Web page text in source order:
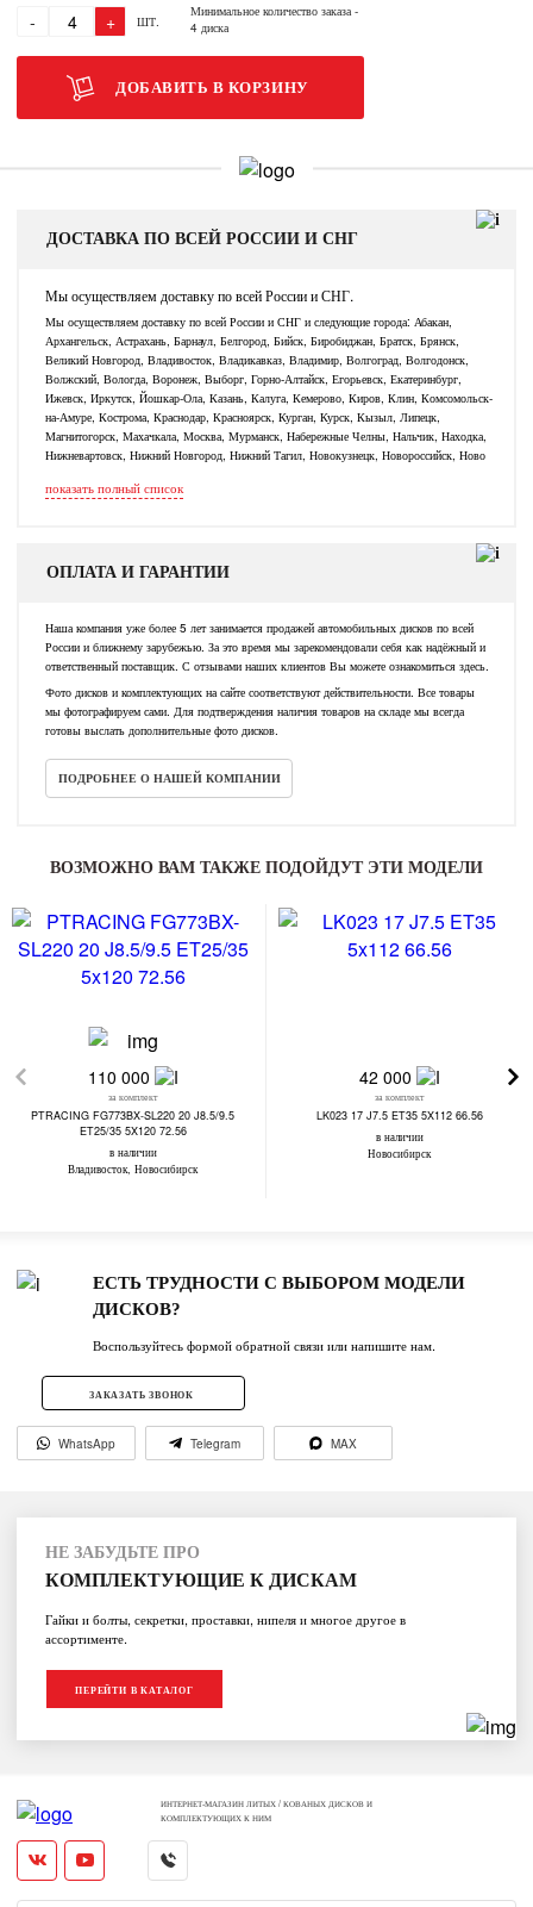
- + ШТ.
Минимальное количество заказа-
4 диска
ДОБАВИТЬ В КОРЗИНУ
ДОСТАВКА ПО ВСЕЙ РОССИИ И СНГ
Мы осуществляем доставку по всей России и СНГ.
Мы осуществляем доставку по всей России и СНГ и следующие города: Абакан,
Архангельск, Астрахань, Барнаул, Белгород, Бийск, Биробиджан, Братск, Брянск,
Великий Новгород, Владивосток, Владикавказ, Владимир, Волгоград, Волгодонск,
Волжский, Вологда, Воронеж, Выборг, Горно-Алтайск, Егорьевск, Екатеринбург,
Ижевск, Иркутск, Йошкар-Ола, Казань, Калуга, Кемерово, Киров, Клин, Комсомольск-
на-Амуре, Кострома, Краснодар, Красноярск, Курган, Курск, Кызыл, Липецк,
Магнитогорск, Махачкала, Москва, Мурманск, Набережные Челны, Нальчик, Находка,
Нижневартовск, Нижний Новгород, Нижний Тагил, Новокузнецк, Новороссийск, Ново
показать полный список
ОПЛАТА И ГАРАНТИИ
Наша компания уже более 5 лет занимается продажей автомобильных дисков по всей
России и ближнему зарубежью. За это время мы зарекомендовали себя как надёжный и
ответственный поставщик. С отзывами наших клиентов Вы можете ознакомиться здесь.
Фото дисков и комплектующих на сайте соответствуют действительности. Все товары
мы фотографируем сами. Для подтверждения наличия товаров на складе мы всегда
готовы выслать дополнительные фото дисков.
ПОДРОБНЕЕ О НАШЕЙ КОМПАНИИ
ВОЗМОЖНО ВАМ ТАКЖЕ ПОДОЙДУТ ЭТИ МОДЕЛИ
110 000
за комплект
PTRACING FG773BX-SL220 20 J8.5/9.5
ET25/35 5X120 72.56
в наличии
Владивосток, Новосибирск
42 000
за комплект
LK023 17 J7.5 ET35 5X112 66.56
в наличии
Новосибирск
ЕСТЬ ТРУДНОСТИ С ВЫБОРОМ МОДЕЛИ
ДИСКОВ?
Воспользуйтесь формой обратной связи или напишите нам.
ЗАКАЗАТЬ ЗВОНОК
WhatsApp Telegram MAX
НЕ ЗАБУДЬТЕ ПРО
КОМПЛЕКТУЮЩИЕ К ДИСКАМ
Гайки и болты, секретки, проставки, нипеля и многое другое в
ассортименте.
ПЕРЕЙТИ В КАТАЛОГ
ИНТЕРНЕТ-МАГАЗИН ЛИТЫХ / КОВАНЫХ ДИСКОВ И
КОМПЛЕКТУЮЩИХ К НИМ